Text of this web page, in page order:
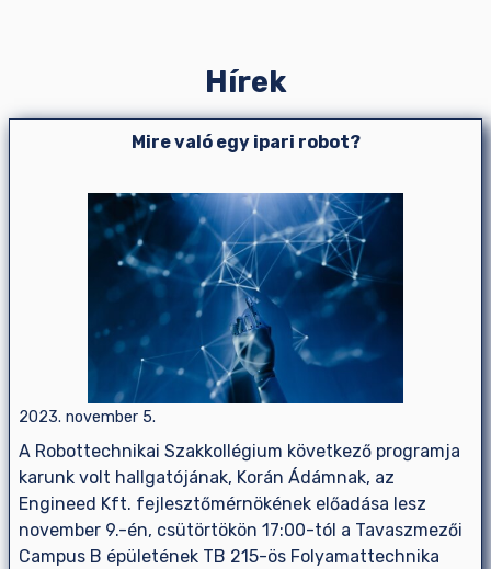
Hírek
Mire való egy ipari robot?
2023. november 5.
A Robottechnikai Szakkollégium következő programja
karunk volt hallgatójának, Korán Ádámnak, az
Engineed Kft. fejlesztőmérnökének előadása lesz
november 9.-én, csütörtökön 17:00-tól a Tavaszmezői
Campus B épületének TB 215-ös Folyamattechnika